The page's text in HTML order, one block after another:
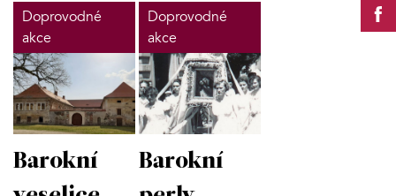
Doprovodné
akce
Barokní
Doprovodné
akce
Barokní